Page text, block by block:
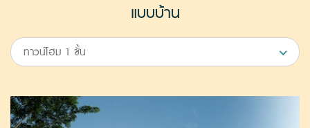
แบบบ้าน
ทาวน์โฮม 1 ชั้น